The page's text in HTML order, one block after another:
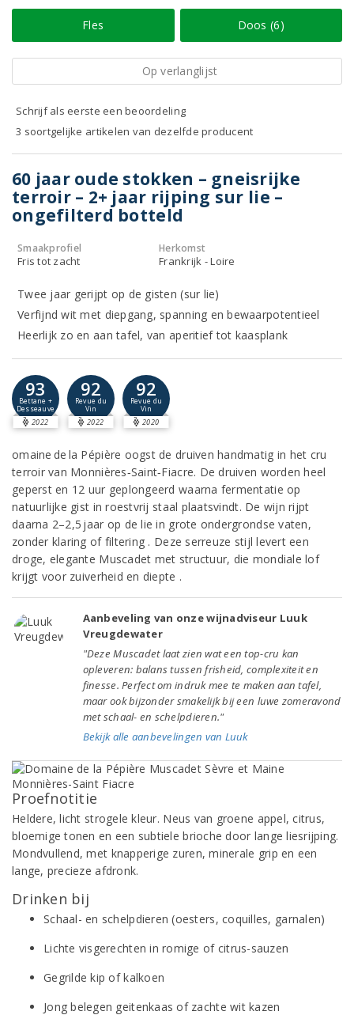
Fles Doos (6)
Op verlanglijst
Schrijf als eerste een beoordeling
3 soortgelijke artikelen van dezelfde producent
60 jaar oude stokken – gneisrijke
terroir – 2+ jaar rijping sur lie –
ongefilterd botteld
Smaakprofiel
Fris tot zacht
Herkomst
Frankrijk - Loire
Twee jaar gerijpt op de gisten (sur lie)
Verfijnd wit met diepgang, spanning en bewaarpotentieel
Heerlijk zo en aan tafel, van aperitief tot kaasplank
93
Bettane +
Desseauve
2022
92
Revue du
Vin
2022
92
Revue du
Vin
2020
omaine de la Pépière oogst de druiven handmatig in het cru
terroir van Monnières‑Saint‑Fiacre. De druiven worden heel
geperst en 12 uur geplongeerd waarna fermentatie op
natuurlijke gist in roestvrij staal plaatsvindt. De wijn rijpt
daarna 2–2,5 jaar op de lie in grote ondergrondse vaten,
zonder klaring of filtering . Deze serreuze stijl levert een
droge, elegante Muscadet met structuur, die mondiale lof
krijgt voor zuiverheid en diepte .
Aanbeveling van onze wijnadviseur Luuk
Vreugdewater
"Deze Muscadet laat zien wat een top-cru kan
opleveren: balans tussen frisheid, complexiteit en
finesse. Perfect om indruk mee te maken aan tafel,
maar ook bijzonder smakelijk bij een luwe zomeravond
met schaal- en schelpdieren."
Bekijk alle aanbevelingen van Luuk
Proefnotitie
Heldere, licht strogele kleur. Neus van groene appel, citrus,
bloemige tonen en een subtiele brioche door lange liesrijping.
Mondvullend, met knapperige zuren, minerale grip en een
lange, precieze afdronk.
Drinken bij
Schaal- en schelpdieren (oesters, coquilles, garnalen)
Lichte visgerechten in romige of citrus-sauzen
Gegrilde kip of kalkoen
Jong belegen geitenkaas of zachte wit kazen